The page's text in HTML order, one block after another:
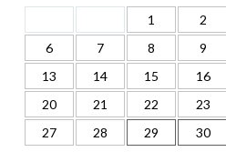
1 2
6
7 8 9
13
14 15 16
20
21 22 23
27
28 29 30